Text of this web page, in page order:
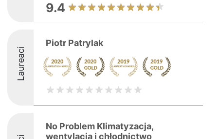
9.4
Laureaci
Piotr Patrylak
No Problem Klimatyzacja,
wentylacja i chłodnictwo